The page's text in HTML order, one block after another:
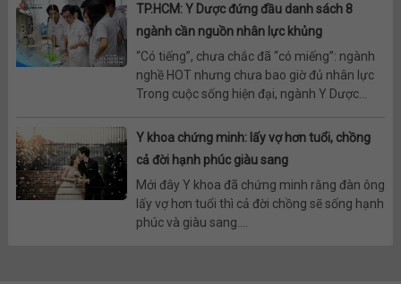
TP.HCM: Y Dược đứng đầu danh sách 8
ngành cần nguồn nhân lực khủng
“Có tiếng”, chưa chắc đã “có miếng”: ngành
nghề HOT nhưng chưa bao giờ đủ nhân lực
Trong cuộc sống hiện đại, ngành Y Dược...
Y khoa chứng minh: lấy vợ hơn tuổi, chồng
cả đời hạnh phúc giàu sang
Mới đây Y khoa đã chứng minh rằng đàn ông
lấy vợ hơn tuổi thì cả đời chồng sẽ sống hạnh
phúc và giàu sang....